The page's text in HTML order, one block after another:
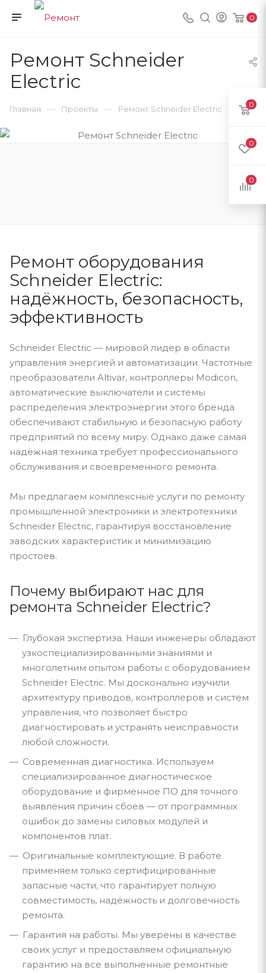
0
Ремонт Schneider
Electric
Главная — Проекты — Ремонт Schneider Electric
Ремонт оборудования
Schneider Electric:
надёжность, безопасность,
эффективность
Schneider Electric — мировой лидер в области
управления энергией и автоматизации. Частотные
преобразователи Altivar, контроллеры Modicon,
автоматические выключатели и системы
распределения электроэнергии этого бренда
обеспечивают стабильную и безопасную работу
предприятий по всему миру. Однако даже самая
надёжная техника требует профессионального
обслуживания и своевременного ремонта.
Мы предлагаем комплексные услуги по ремонту
промышленной электроники и электротехники
Schneider Electric, гарантируя восстановление
заводских характеристик и минимизацию
простоев.
Почему выбирают нас для
ремонта Schneider Electric?
Глубокая экспертиза. Наши инженеры обладают
узкоспециализированными знаниями и
многолетним опытом работы с оборудованием
Schneider Electric. Мы досконально изучили
архитектуру приводов, контроллеров и систем
управления, что позволяет быстро
диагностировать и устранять неисправности
любой сложности.
Современная диагностика. Используем
специализированное диагностическое
оборудование и фирменное ПО для точного
выявления причин сбоев — от программных
ошибок до замены силовых модулей и
компонентов плат.
Оригинальные комплектующие. В работе
применяем только сертифицированные
запасные части, что гарантирует полную
совместимость, надёжность и долговечность
ремонта.
Гарантия на работы. Мы уверены в качестве
своих услуг и предоставляем официальную
гарантию на все выполненные ремонтные
0
0
0